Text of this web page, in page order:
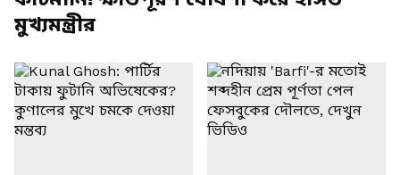
মুখ্যমন্ত্রীর